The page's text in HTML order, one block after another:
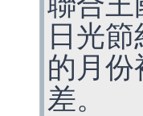
日光
的月
差。